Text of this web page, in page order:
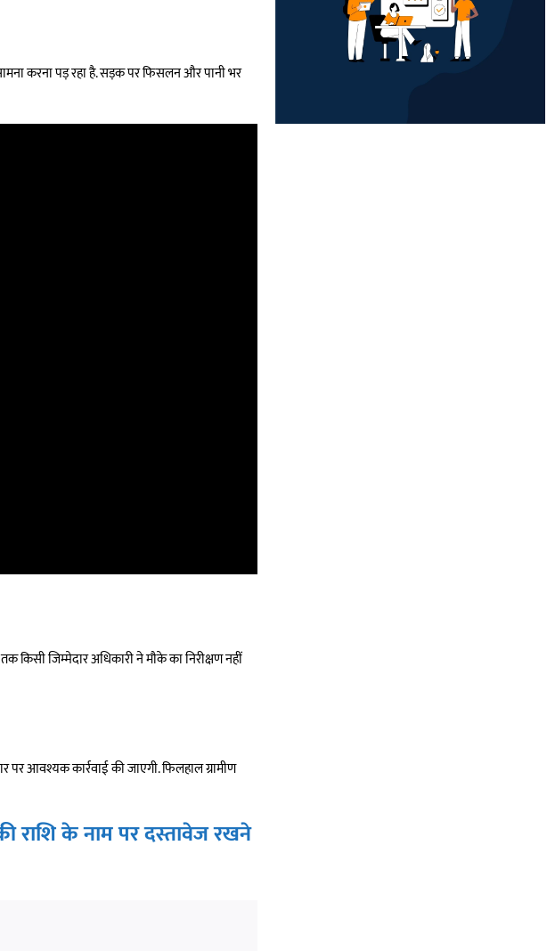
करना पड़ रहा है. सड़क पर फिसलन और पानी भर
किसी जिम्मेदार अधिकारी ने मौके का निरीक्षण नहीं
आवश्यक कार्रवाई की जाएगी. फिलहाल ग्रामीण
राशि के नाम पर दस्तावेज रखने